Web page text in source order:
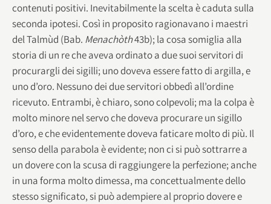
contenuti positivi. Inevitabilmente la scelta è caduta sulla
seconda ipotesi. Così in proposito ragionavano i maestri
del Talmùd (Bab. Menachòth43b); la cosa somiglia alla
storia di un re che aveva ordinato a due suoi servitori di
procurargli dei sigilli; uno doveva essere fatto di argilla, e
uno d’oro. Nessuno dei due servitori obbedì all’ordine
ricevuto. Entrambi, è chiaro, sono colpevoli; ma la colpa è
molto minore nel servo che doveva procurare un sigillo
d’oro, e che evidentemente doveva faticare molto di più. Il
senso della parabola è evidente; non ci si può sottrarre a
un dovere con la scusa di raggiungere la perfezione; anche
in una forma molto dimessa, ma concettualmente dello
stesso significato, si può adempiere al proprio dovere e